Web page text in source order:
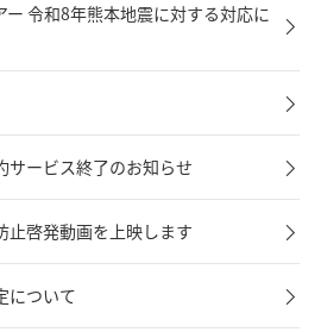
令和8年熊本地震に対する対応に
サービス終了のお知らせ
止啓発動画を上映します
について